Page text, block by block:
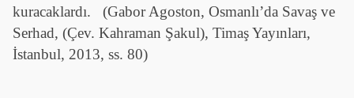
kuracaklardı.
(Gabor Agoston, Osmanlı’da Savaş ve
Serhad, (Çev. Kahraman Şakul), Timaş Yayınları,
İstanbul, 2013, ss. 80)